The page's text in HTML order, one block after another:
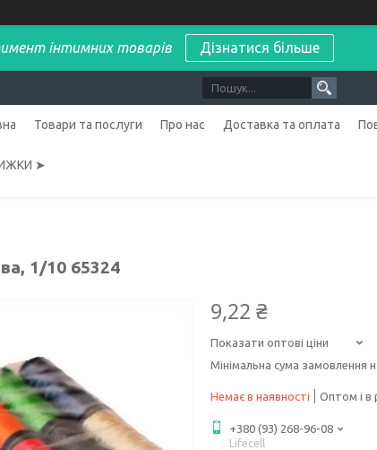
інтимних товарів Дізнатися більше
Товари та послуги Про нас Доставка та оплата
➤
1/10 65324
9,22 ₴
Показати оптові ціни
Мінімальна сума замовлення
Немає в наявності Оптом і в
+380 (93) 268-96-08
Lifecell